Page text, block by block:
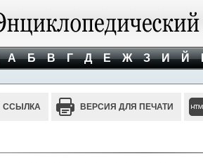
А Б В Г Д Е Ж З И Й
ССЫЛКА ВЕРСИЯ ДЛЯ ПЕЧАТИ